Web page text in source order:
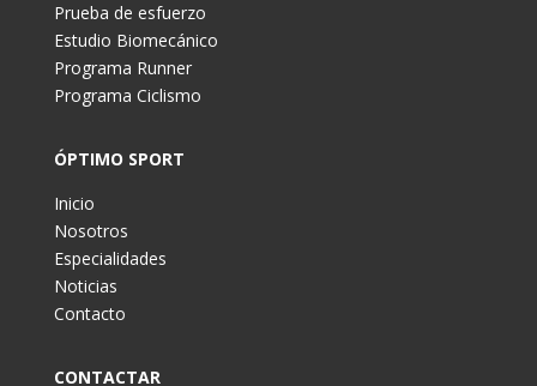
Prueba de esfuerzo
Estudio Biomecánico
Programa Runner
Programa Ciclismo
ÓPTIMO SPORT
Inicio
Nosotros
Especialidades
Noticias
Contacto
CONTACTAR